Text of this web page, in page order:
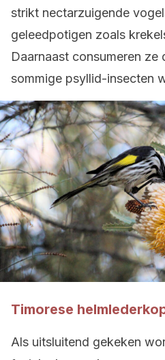
strikt nectarzuigende
geleedpotigen zoals
Daarnaast consumeren ze
sommige psyllid-insecten
Timorese
Als uitsluitend gekeken